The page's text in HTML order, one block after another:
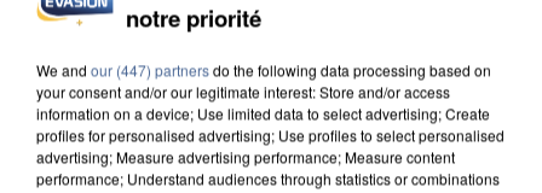
L’UN DES FONDATEURS SUPPOSÉS DE LA DZ
notre priorité
We and our (447) partnersdo the following data processing based on
your consent and/or our legitimate interest: Store and/or access
information on a device; Use limited data to select advertising; Create
profiles for personalised advertising; Use profiles to select personalised
advertising; Measure advertising performance; Measure content
performance; Understand audiences through statistics or combinations